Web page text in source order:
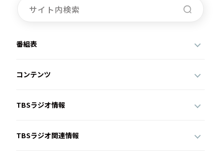
番組表
コンテンツ
TBSラジオ情報
TBSラジオ関連情報